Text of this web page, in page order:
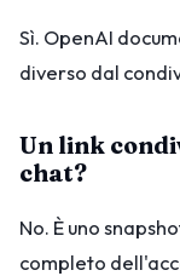
Sì. OpenAI
diverso dal
Un link
chat?
No. È uno
completo